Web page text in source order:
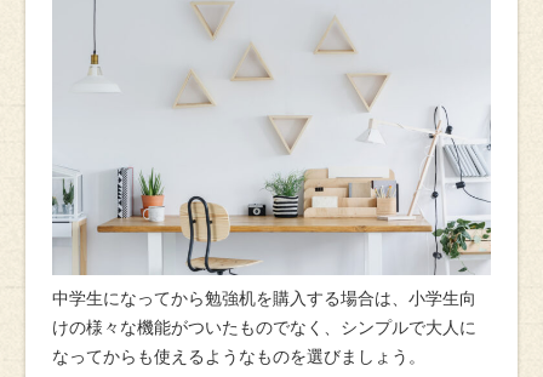
中学生になってから勉強机を購入する場合は、小学生向
けの様々な機能がついたものでなく、シンプルで大人に
なってからも使えるようなものを選びましょう。